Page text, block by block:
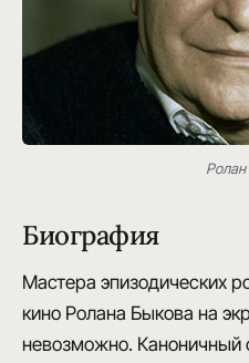
Биография
Мастера эпизодических
кино Ролана Быкова на
невозможно. Каноничный